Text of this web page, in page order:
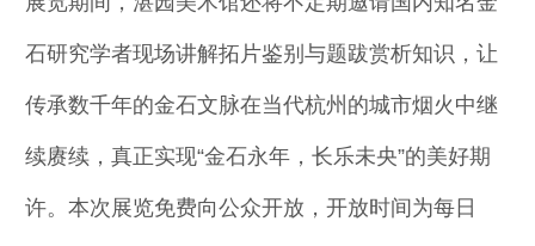
石研究学者现场讲解拓片鉴别与题跋赏析知识，让
传承数千年的金石文脉在当代杭州的城市烟火中继
续赓续，真正实现“金石永年，长乐未央”的美好期
许。本次展览免费向公众开放，开放时间为每日